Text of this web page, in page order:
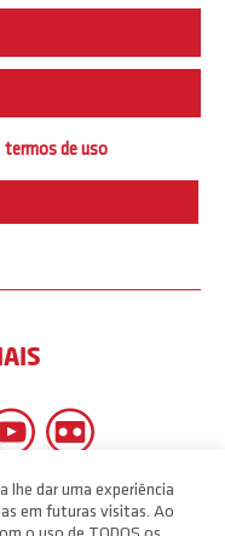
termos de uso
lhe dar uma experiência
em futuras visitas. Ao